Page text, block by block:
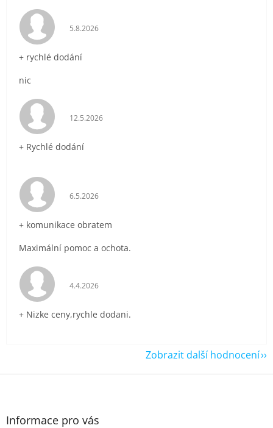
Hodnocení obchodu je 5 z 5 hvězdiček.
5.8.2026
+ rychlé dodání
nic
Hodnocení obchodu je 5 z 5 hvězdiček.
12.5.2026
+ Rychlé dodání
Hodnocení obchodu je 5 z 5 hvězdiček.
6.5.2026
+ komunikace obratem
Maximální pomoc a ochota.
Hodnocení obchodu je 5 z 5 hvězdiček.
4.4.2026
+ Nizke ceny,rychle dodani.
Zobrazit další hodnocení
Z
Informace pro vás